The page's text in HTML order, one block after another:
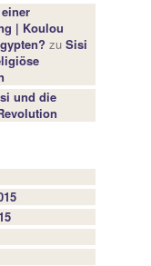
| Koulou
zu Sisi
und die